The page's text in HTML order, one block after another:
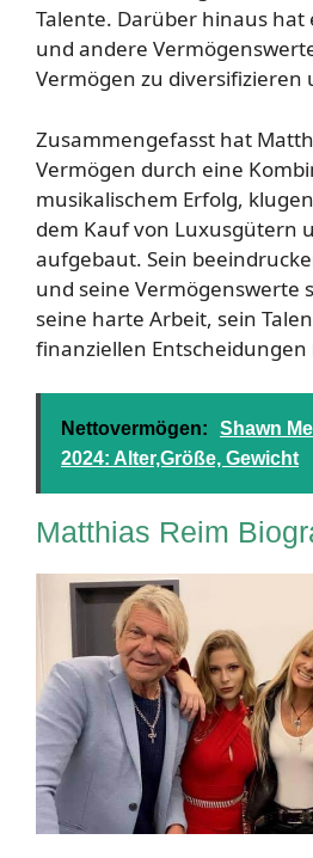
Talente. Darüber hinaus
und andere
Vermögen zu diversifizieren
Zusammengefasst hat
Vermögen durch eine
musikalischem Erfolg,
dem Kauf von Luxusgütern
aufgebaut. Sein
und seine Vermögenswerte
seine harte Arbeit, sein
finanziellen Entscheidungen
Nettovermögen:
Shawn
2024: Alter,Größe, Gewicht
Matthias Reim